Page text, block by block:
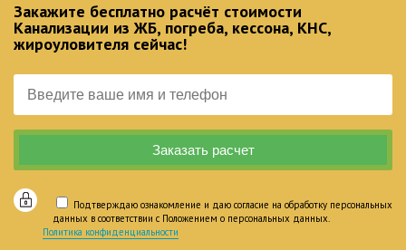
Закажите бесплатно расчёт стоимости
Канализации из ЖБ, погреба, кессона, КНС,
жироуловителя сейчас!
Подтверждаю ознакомление и даю согласие на обработку персональных
данных в соответствии с Положением о персональных данных.
Политика конфиденциальности